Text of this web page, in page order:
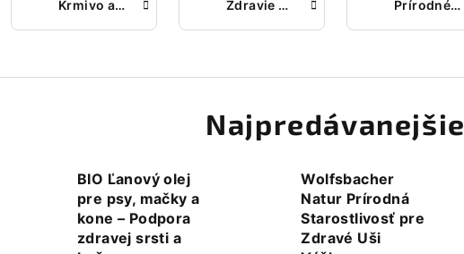
Krmivo a doplnky krmiva pre kone Zdravie kože, očí a uší Prírodné oleje a doplnky výživy
Najpredávanejšie
BIO Ľanový olej
pre psy, mačky a
kone – Podpora
zdravej srsti a
Wolfsbacher
Natur Prírodná
Starostlivosť pre
Zdravé Uši